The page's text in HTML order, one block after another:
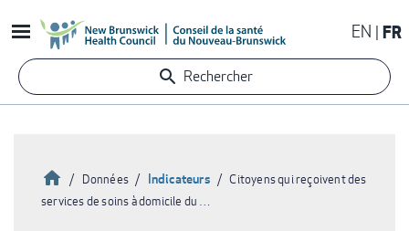
au
contenu
principal
EN FR
Rechercher
Accueil
Données Indicateurs
Citoyens qui reçoivent des
services de soins à domicile du …